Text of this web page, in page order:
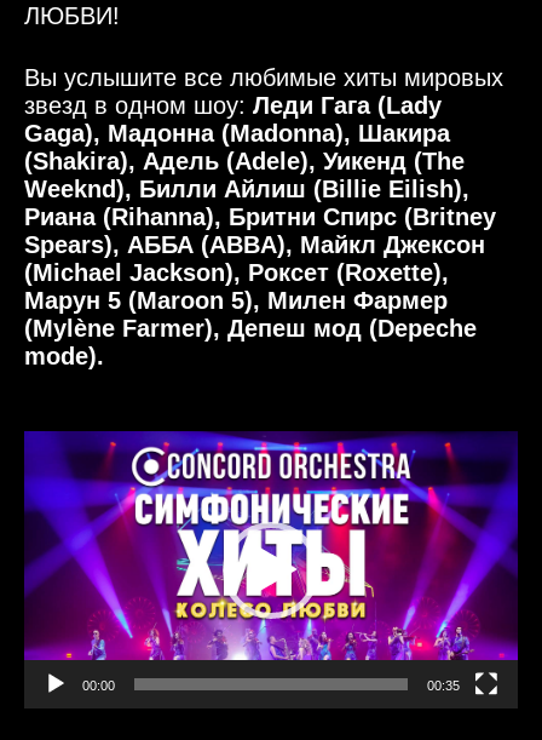
ЛЮБВИ!
Вы услышите все любимые хиты мировых
звезд в одном шоу: Леди Гага (Lady
Gaga), Мадонна (Madonna), Шакира
(Shakira), Адель (Adele), Уикенд (The
Weeknd), Билли Айлиш (Billie Eilish),
Риана (Rihanna), Бритни Спирс (Britney
Spears), АББА (ABBA), Майкл Джексон
(Michael Jackson), Роксет (Roxette),
Марун 5 (Maroon 5), Милен Фармер
(Mylène Farmer), Депеш мод (Depeche
mode).
Видеоплеер
00:00 00:35